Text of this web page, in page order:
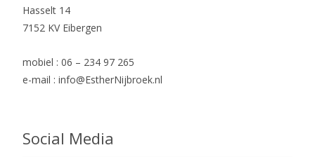
Hasselt 14
7152 KV Eibergen
mobiel : 06 – 234 97 265
e-mail : info@EstherNijbroek.nl
Social Media